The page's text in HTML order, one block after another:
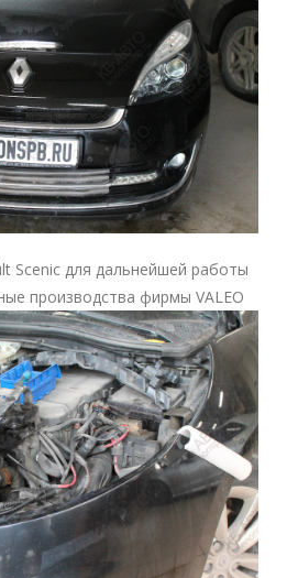
Scenic для дальнейшей работы
производства фирмы VALEO